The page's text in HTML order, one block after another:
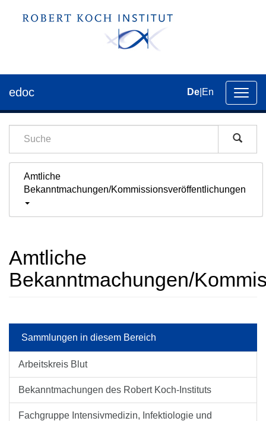
der
edoc De En
Amtliche
Bekanntmachungen/Kommissionsveröffentlichungen
Amtliche
Bekanntmachungen/
Sammlungen in diesem Bereich
Arbeitskreis Blut
Bekanntmachungen des Robert Koch-Instituts
Fachgruppe Intensivmedizin, Infektiologie und